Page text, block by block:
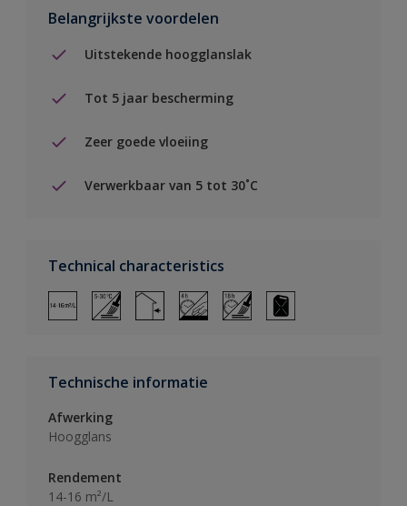
Belangrijkste voordelen
Uitstekende hoogglanslak
Tot 5 jaar bescherming
Zeer goede vloeiing
Verwerkbaar van 5 tot 30˚C
Technical characteristics
Technische informatie
Afwerking
Hoogglans
Rendement
14-16 m²/L